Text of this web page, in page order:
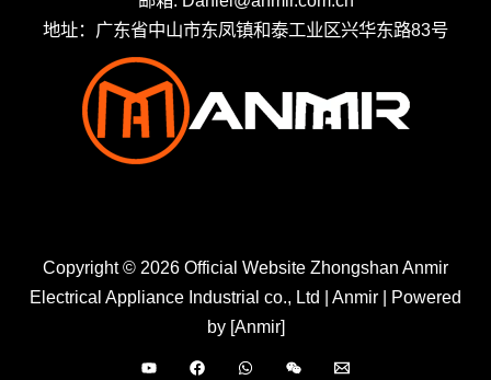
地址：广东省中山市东凤镇和泰工业区兴华东路83号
Copyright © 2026 Official Website Zhongshan Anmir
Electrical Appliance Industrial co., Ltd | Anmir | Powered
by [Anmir]